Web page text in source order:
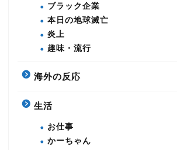
ブラック企業
本日の地球滅亡
炎上
趣味・流行
海外の反応
生活
お仕事
かーちゃん